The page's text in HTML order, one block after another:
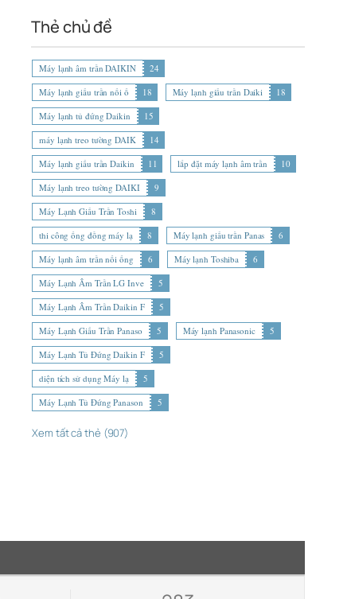
Thẻ chủ đề
Máy lạnh âm trần DAIKIN
24
Máy lạnh giấu trần nối ố
18 Máy lạnh giấu trần Daiki
18
Máy lạnh tủ đứng Daikin
15
máy lạnh treo tường DAIK
14
Máy lạnh giấu trần Daikin
11 lắp đặt máy lạnh âm trần
10
Máy lạnh treo tường DAIKI
9
Máy Lạnh Giấu Trần Toshi
8
thi công ống đồng máy lạ
8 Máy lạnh giấu trần Panas
6
Máy lạnh âm trần nối ống
6 Máy lạnh Toshiba
6
Máy Lạnh Âm Trần LG Inve
5
Máy Lạnh Âm Trần Daikin F
5
Máy Lạnh Giấu Trần Panaso
5 Máy lạnh Panasonic
5
Máy Lạnh Tủ Đứng Daikin F
5
diện tích sử dụng Máy lạ
5
Máy Lạnh Tủ Đứng Panason
5
Xem tất cả thẻ (907)